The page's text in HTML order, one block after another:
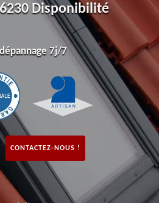
Disponibilité
7j/7
CONTACTEZ-NOUS !